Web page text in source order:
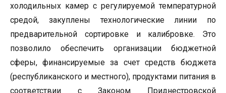
холодильных камер с регулируемой температурной
средой, закуплены технологические линии по
предварительной сортировке и калибровке. Это
позволило обеспечить организации бюджетной
сферы, финансируемые за счет средств бюджета
(республиканского и местного), продуктами питания в
соответствии с Законом Приднестровской